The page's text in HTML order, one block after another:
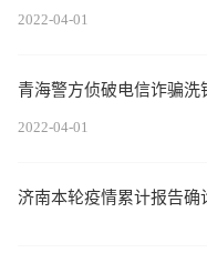
2022-04-01
青海警方侦破电信诈骗洗
2022-04-01
济南本轮疫情累计报告确